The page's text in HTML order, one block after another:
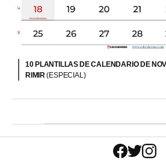
10 PLANTILLAS DE CALENDARIO DE
RIMIR(ESPECIAL)